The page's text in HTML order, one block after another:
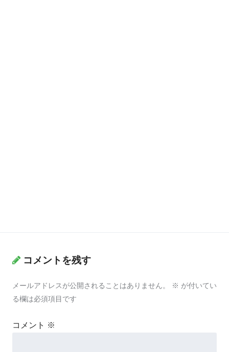
コメントを残す
メールアドレスが公開されることはありません。 ※ が付いてい
る欄は必須項目です
コメント ※